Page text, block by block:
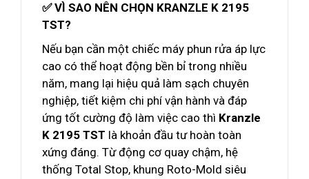
✅ VÌ SAO NÊN CHỌN KRANZLE K 2195
TST?
Nếu bạn cần một chiếc máy phun rửa áp lực
cao có thể hoạt động bền bỉ trong nhiều
năm, mang lại hiệu quả làm sạch chuyên
nghiệp, tiết kiệm chi phí vận hành và đáp
ứng tốt cường độ làm việc cao thì Kranzle
K 2195 TST là khoản đầu tư hoàn toàn
xứng đáng. Từ động cơ quay chậm, hệ
thống Total Stop, khung Roto-Mold siêu